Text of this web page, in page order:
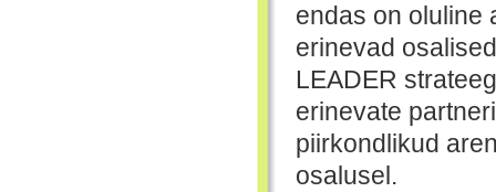
endas on oluline
erinevad
LEADER
erinevate
piirkondlikud
osalusel.